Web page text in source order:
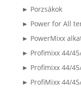
► Porzsákok
► Power for All
► PowerMixx
► Profimixx 44/
► Profimixx 44/
► ProfiMixx 44/